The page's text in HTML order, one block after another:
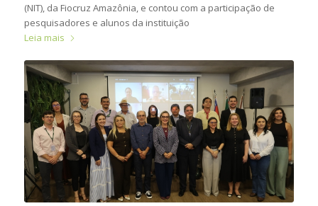
(NIT), da Fiocruz Amazônia, e contou com a participação de
pesquisadores e alunos da instituição
Leia mais